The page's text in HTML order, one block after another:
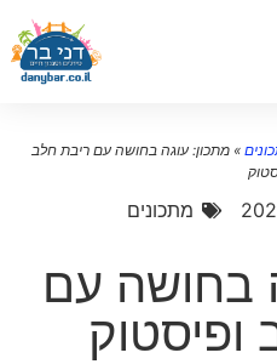
»מתכון: עוגה בחושה עם ריבת חלב
מתכונים
בחושה עם